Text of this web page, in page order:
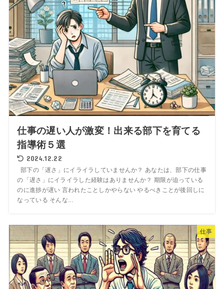
仕事の遅い人が激変！出来る部下を育てる
指導術５選
2024.12.22
部下の「遅さ」にイライラしていませんか？ あなたは、部下の仕事
の「遅さ」にイライラした経験はありませんか？ 期限が迫っている
のに進捗が遅い 言われたことしかやらない やるべきことが後回しに
なっている そんな...
仕事